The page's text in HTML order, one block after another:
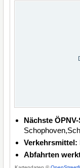
Nächste
Verkehrsmittel:
Abfahrten